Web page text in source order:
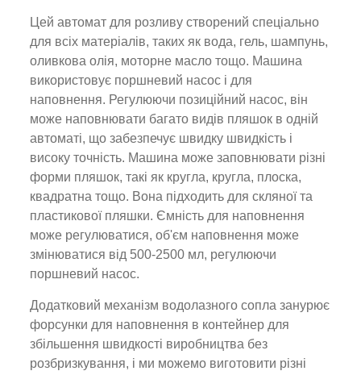
Цей автомат для розливу створений спеціально
для всіх матеріалів, таких як вода, гель, шампунь,
оливкова олія, моторне масло тощо. Машина
використовує поршневий насос і для
наповнення. Регулюючи позиційний насос, він
може наповнювати багато видів пляшок в одній
автоматі, що забезпечує швидку швидкість і
високу точність. Машина може заповнювати різні
форми пляшок, такі як кругла, кругла, плоска,
квадратна тощо. Вона підходить для скляної та
пластикової пляшки. Ємність для наповнення
може регулюватися, об'єм наповнення може
змінюватися від 500-2500 мл, регулюючи
поршневий насос.
Додатковий механізм водолазного сопла занурює
форсунки для наповнення в контейнер для
збільшення швидкості виробництва без
розбризкування, і ми можемо виготовити різні